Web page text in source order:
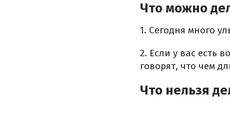
Что можно
1. Сегодня много
2. Если у вас есть
говорят, что чем
Что нельзя